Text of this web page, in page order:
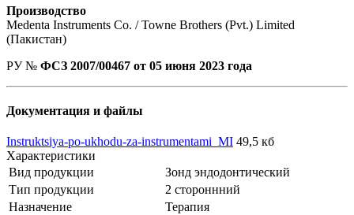
Производство
Medenta Instruments Co. / Towne Brothers (Pvt.) Limited
(Пакистан)
РУ № ФСЗ 2007/00467 от 05 июня 2023 года
Документация и файлы
Instruktsiya-po-ukhodu-za-instrumentami_MI 49,5 кб
Характеристики
Вид продукции
Зонд эндодонтический
Тип продукции
2 стороннний
Назначение
Терапия